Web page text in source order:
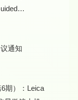
通知
期）：Leica